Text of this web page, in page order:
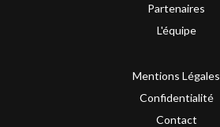
Partenaires
L'équipe
Mentions Légales
Confidentialité
Contact